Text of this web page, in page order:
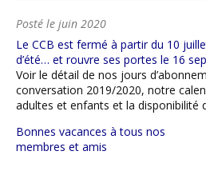
Posté le juin 2020
Le CCB est fermé à partir du 10
d’été… et rouvre ses portes le 16
Voir le détail de nos jours
conversation 2019/2020, notre
adultes et enfants et la disponibilité
Bonnes vacances à tous nos
membres et amis